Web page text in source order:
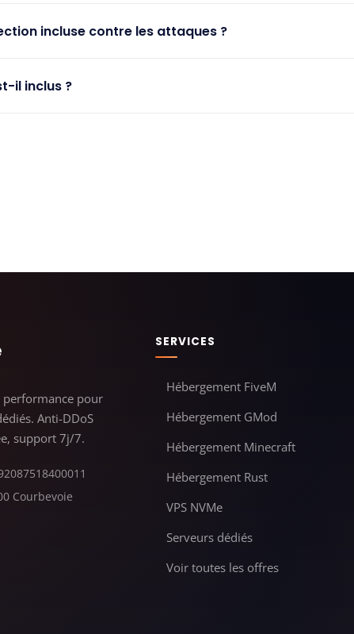
incluse contre les attaques ?
il inclus ?
performance pour
Anti-DDoS
support 7j/7.
Courbevoie
SERVICES
Hébergement FiveM
Hébergement GMod
Hébergement Minecraft
Hébergement Rust
VPS NVMe
Serveurs dédiés
Voir toutes les offres